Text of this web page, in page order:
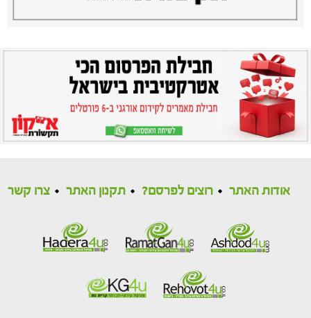
אודות האתר רוצים לפרסם? תקנון האתר צרו קשר